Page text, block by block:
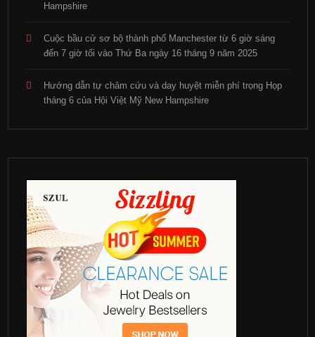
Hampshire
Cuộc bầu cử sơ bộ thành phố Manchester từ 6 giờ sáng
đến 7 giờ tối vào Thứ Ba ngày 16 tháng 9 năm 2025
Hướng dẫn tự châm cứu và day huyệt miễn phí trọng Họp
tháng 6 của Hội Việt Mỹ New Hampshire